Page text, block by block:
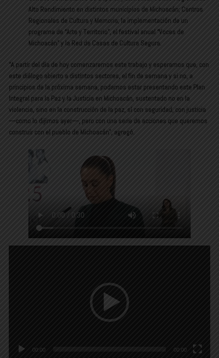
Alto Rendimiento en distintos municipios de Michoacán; Centros
Regionales de Cultura y Memoria; la implementación de un
programa de “Arte y Territorio”, el festival anual “Voces de
Michoacán” y la Red de Casas de Cultura Segura.
“A partir del día de hoy comenzaremos este trabajo y esperamos que, con
este diálogo abierto a distintos sectores, el fin de semana y si no, a
principios de la próxima semana, podamos estar presentando este Plan
Integral para la Paz y la Justicia en Michoacán, sustentado no en la
violencia, sino en la construcción de la paz, sí con seguridad, con justicia
—como lo dijimos ayer—, pero con una serie de acciones que queremos
construir con el pueblo de Michoacán”, agregó.
00:00 00:00